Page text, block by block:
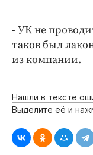
- УК не
таков был
из компании.
Нашли в тексте
Выделите её и